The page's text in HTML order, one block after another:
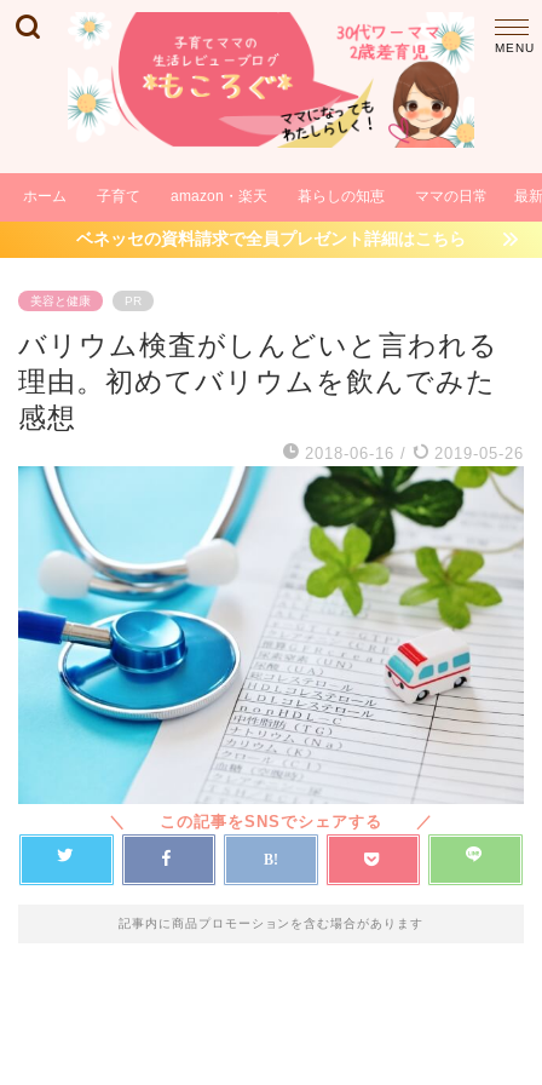
ホーム 子育て amazon・楽天 暮らしの知恵 ママの日常 最
ベネッセの資料請求で全員プレゼント詳細はこちら
美容と健康 PR
バリウム検査がしんどいと言われる
理由。初めてバリウムを飲んでみた
感想
2018-06-16 / 2019-05-26
記事内に商品プロモーションを含む場合があります